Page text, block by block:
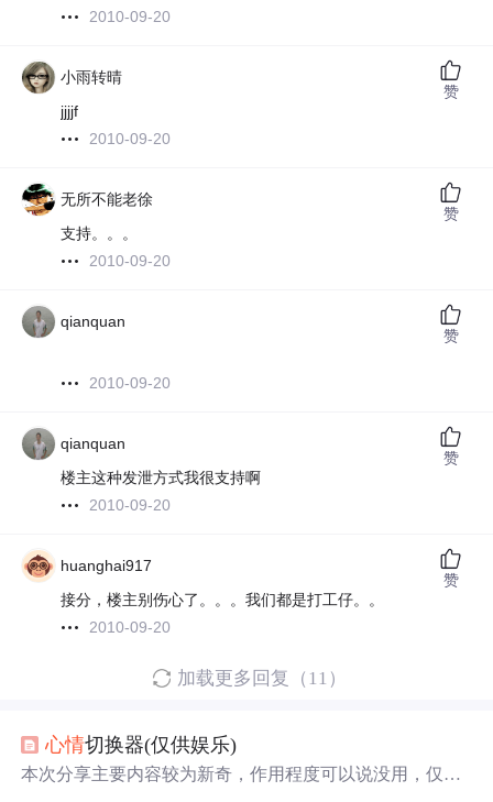
2010-09-20
小雨转晴
jjjjf
2010-09-20
赞
无所不能老徐
支持。。。
2010-09-20
赞
qianquan
2010-09-20
赞
qianquan
楼主这种发泄方式我很支持啊
2010-09-20
赞
huanghai917
接分，楼主别伤心了。。。我们都是打工仔。。
2010-09-20
赞
加载更多回复（11）
心情切换器(仅供娱乐)
本次分享主要内容较为新奇，作用程度可以说没用，仅供